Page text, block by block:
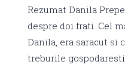
Rezumat Danila
despre doi frati. Cel
Danila, era saracut si
treburile